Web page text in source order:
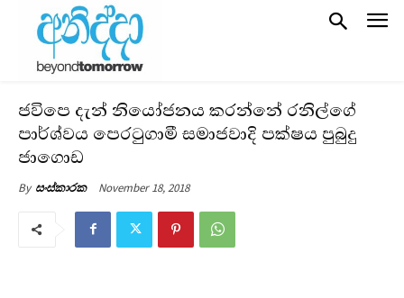
ජවිපෙ දැන් නියෝජනය කරන්නේ රනිල්ගේ
පාර්ශ්වය පෙරටුගාමී සමාජවාදි පක්ෂය පුබුදු
ජාගොඩ
By සංස්කාරක November 18, 2018